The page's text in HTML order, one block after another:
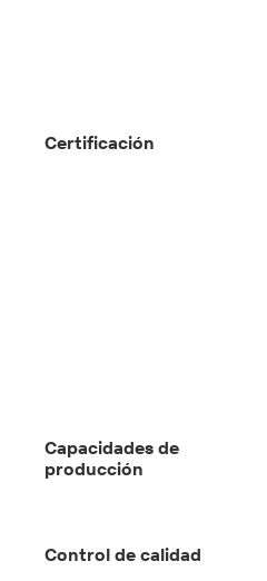
Certificación
Capacidades de
producción
Control de calidad